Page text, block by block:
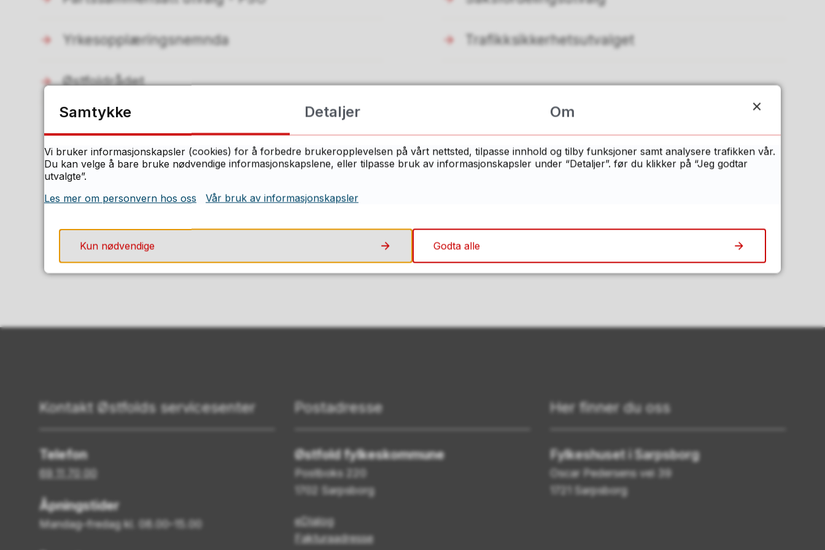
Yrkesopplæringsnemnda Trafikksikkerhetsutvalget
Østfoldrådet
Fant du det du lette etter på denne siden?
Kontakt Østfolds servicesenter
Telefon
69 11 70 00
Åpningstider
Mandag–fredag kl. 08.00–15.00
Postadresse
Østfold fylkeskommune
Postboks 220
1702 Sarpsborg
eDialog
Fakturaadresse
Her finner du oss
Fylkeshuset i Sarpsborg
Oscar Pedersens vei 39
1721 Sarpsborg
Samtykke Detaljer Om
Vi bruker informasjonskapsler (cookies) for å forbedre brukeropplevelsen på vårt nettsted, tilpasse innhold og tilby funksjoner samt analysere trafikken vår.
Du kan velge å bare bruke nødvendige informasjonskapslene, eller tilpasse bruk av informasjonskapsler under “Detaljer”. før du klikker på “Jeg godtar
utvalgte”.
Les mer om personvern hos oss
Vår bruk av informasjonskapsler
Kun nødvendige Godta alle